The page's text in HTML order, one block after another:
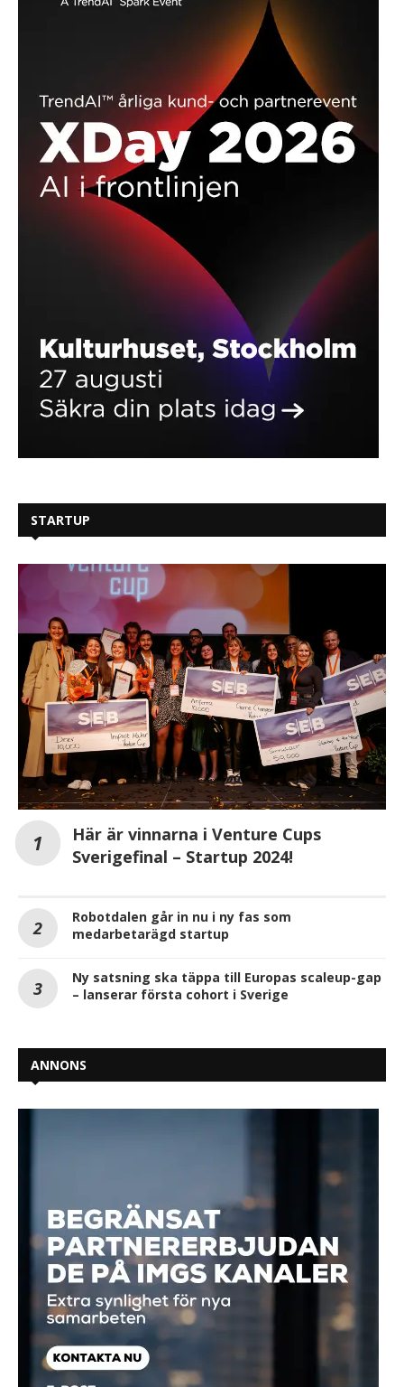
STARTUP
Här är vinnarna i Venture Cups
Sverigefinal – Startup 2024!
Robotdalen går in nu i ny fas som
medarbetarägd startup
Ny satsning ska täppa till Europas scaleup-gap
– lanserar första cohort i Sverige
ANNONS